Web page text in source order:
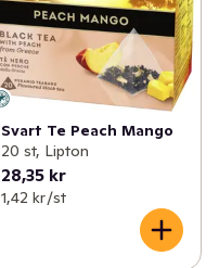
Svart Te Peach Mango
20 st, Lipton
28,35 kr
1,42 kr /st